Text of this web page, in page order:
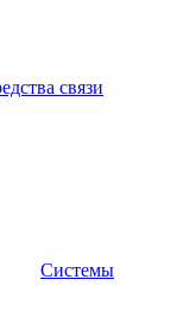
связи
Системы